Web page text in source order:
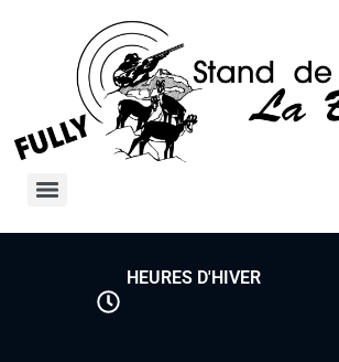
HEURES D'HIVER